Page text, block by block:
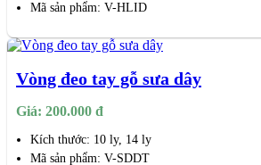
Mã sản phẩm: V-HLID
Vòng đeo tay gỗ sưa dây
Giá: 200.000 đ
Kích thước: 10 ly, 14 ly
Mã sản phẩm: V-SDDT